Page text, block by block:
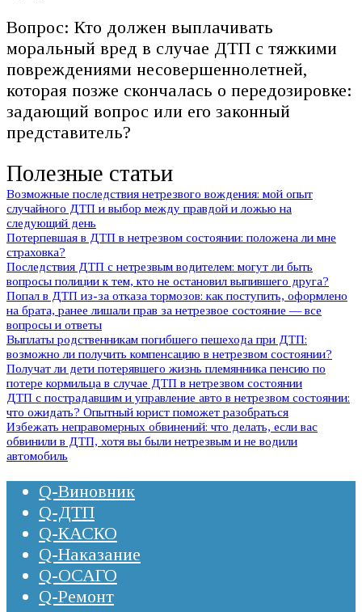
Вопрос: Кто должен выплачивать
моральный вред в случае ДТП с тяжкими
повреждениями несовершеннолетней,
которая позже скончалась о передозировке:
задающий вопрос или его законный
представитель?
Полезные статьи
Возможные последствия нетрезвого вождения: мой опыт
случайного ДТП и выбор между правдой и ложью на
следующий день
Потерпевшая в ДТП в нетрезвом состоянии: положена ли мне
страховка?
Последствия ДТП с нетрезвым водителем: могут ли быть
вопросы полиции к тем, кто не остановил выпившего друга?
Попал в ДТП из-за отказа тормозов: как поступить, оформлено
на брата, ранее лишали прав за нетрезвое состояние — все
вопросы и ответы
Выплаты родственникам погибшего пешехода при ДТП:
возможно ли получить компенсацию в нетрезвом состоянии?
Получат ли дети потерявшего жизнь племянника пенсию по
потере кормильца в случае ДТП в нетрезвом состоянии
ДТП с пострадавшим и управление авто в нетрезвом состоянии:
что ожидать? Опытный юрист поможет разобраться
Избежать неправомерных обвинений: что делать, если вас
обвинили в ДТП, хотя вы были нетрезвым и не водили
автомобиль
Q-Виновник
Q-ДТП
Q-КАСКО
Q-Наказание
Q-ОСАГО
Q-Ремонт